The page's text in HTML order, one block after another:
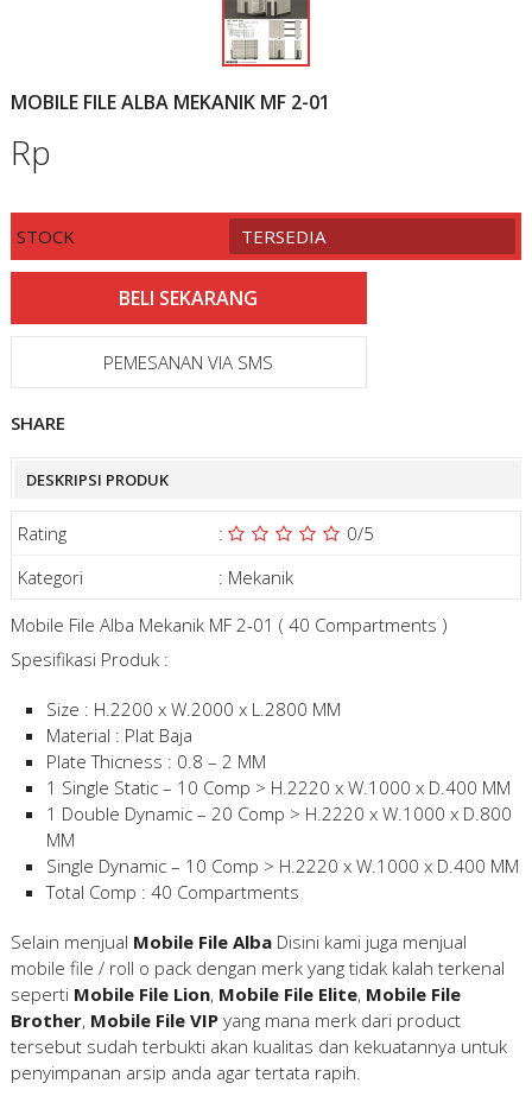
MOBILE FILE ALBA MEKANIK MF 2-01
Rp
STOCK TERSEDIA
PEMESANAN VIA SMS
SHARE
DESKRIPSI PRODUK
Rating : 0/5
Kategori
: Mekanik
Mobile File Alba Mekanik MF 2-01 ( 40 Compartments )
Spesifikasi Produk :
Size : H.2200 x W.2000 x L.2800 MM
Material : Plat Baja
Plate Thicness : 0.8 – 2 MM
1 Single Static – 10 Comp > H.2220 x W.1000 x D.400 MM
1 Double Dynamic – 20 Comp > H.2220 x W.1000 x D.800
MM
Single Dynamic – 10 Comp > H.2220 x W.1000 x D.400 MM
Total Comp : 40 Compartments
Selain menjual Mobile File AlbaDisini kami juga menjual
mobile file / roll o pack dengan merk yang tidak kalah terkenal
seperti Mobile File Lion, Mobile File Elite, Mobile File
Brother, Mobile File VIPyang mana merk dari product
tersebut sudah terbukti akan kualitas dan kekuatannya untuk
penyimpanan arsip anda agar tertata rapih.